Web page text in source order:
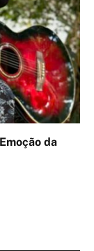
da